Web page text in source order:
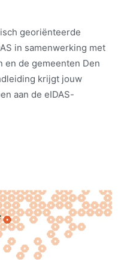
georiënteerde
in samenwerking met
en de gemeenten Den
krijgt jouw
aan de eIDAS-